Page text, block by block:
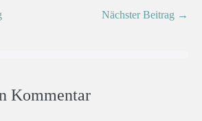
Nächster Beitrag →
Kommentar